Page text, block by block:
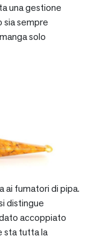
una gestione
sia sempre
solo
ai fumatori di pipa.
distingue
accoppiato
sta tutta la